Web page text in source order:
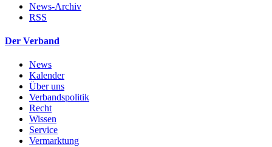
News-Archiv
RSS
Der Verband
News
Kalender
Über uns
Verbandspolitik
Recht
Wissen
Service
Vermarktung